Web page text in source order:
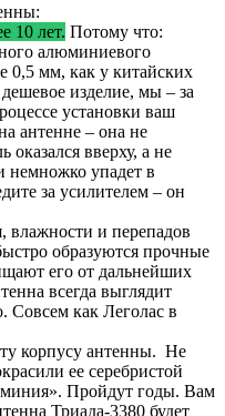
10 лет. Потому что:
алюминиевого
мм, как у китайских
изделие, мы – за
установки ваш
антенне – она не
оказался вверху, а не
немножко упадет в
за усилителем – он
и перепадов
образуются прочные
его от дальнейших
всегда выглядит
Совсем как Леголас в
корпусу антенны. Не
ее серебристой
Пройдут годы. Вам
Триада-3380 будет